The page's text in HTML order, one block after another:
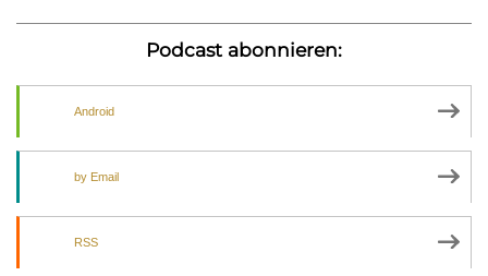
Podcast abonnieren:
Android
by Email
RSS